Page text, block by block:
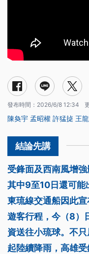
發布時間： 2026/6/8 12:34
陳奐宇 孟昭權 許猛㨗 王
受鋒面及西南風增
其中9至10日還可能
東琉線交通船因此
遊客行程，今（8）
資送往小琉球。不
起陸續降雨，高雄